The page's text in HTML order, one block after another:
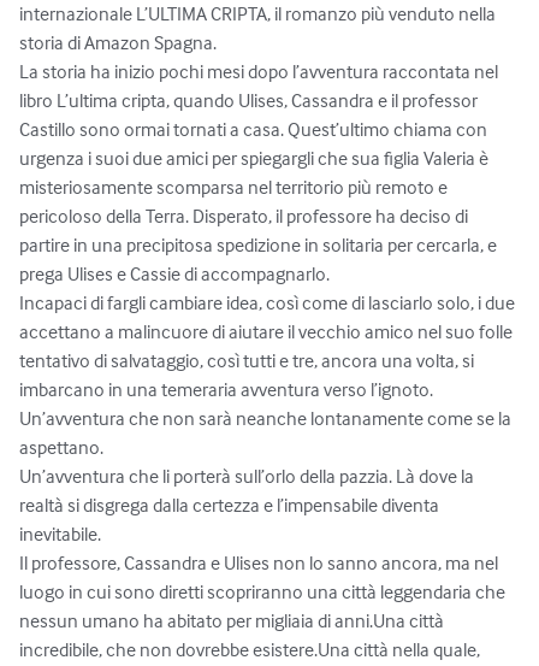
internazionale L’ULTIMA CRIPTA, il romanzo più venduto nella
storia di Amazon Spagna.
La storia ha inizio pochi mesi dopo l’avventura raccontata nel
libro L’ultima cripta, quando Ulises, Cassandra e il professor
Castillo sono ormai tornati a casa. Quest’ultimo chiama con
urgenza i suoi due amici per spiegargli che sua figlia Valeria è
misteriosamente scomparsa nel territorio più remoto e
pericoloso della Terra. Disperato, il professore ha deciso di
partire in una precipitosa spedizione in solitaria per cercarla, e
prega Ulises e Cassie di accompagnarlo.
Incapaci di fargli cambiare idea, così come di lasciarlo solo, i due
accettano a malincuore di aiutare il vecchio amico nel suo folle
tentativo di salvataggio, così tutti e tre, ancora una volta, si
imbarcano in una temeraria avventura verso l’ignoto.
Un’avventura che non sarà neanche lontanamente come se la
aspettano.
Un’avventura che li porterà sull’orlo della pazzia. Là dove la
realtà si disgrega dalla certezza e l’impensabile diventa
inevitabile.
Il professore, Cassandra e Ulises non lo sanno ancora, ma nel
luogo in cui sono diretti scopriranno una città leggendaria che
nessun umano ha abitato per migliaia di anni.Una città
incredibile, che non dovrebbe esistere.Una città nella quale,